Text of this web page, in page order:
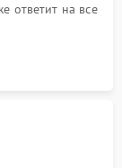
ответит на все